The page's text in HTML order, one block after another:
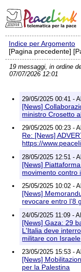
Elenco delle liste
Policy delle liste di
Informativa sulla
Richieste di rimozione
Indice per Argomento
[Pagina precedente]
19 messaggi, in ordine
07/07/2026 12:01
29/05/2025 00:41 -
[News]
ministro Crosetto
29/05/2025 00:23 -
Re: [News]
https://
28/05/2025 12:51 -
[News]
movimento contro
25/05/2025 10:02 -
[News]
revocare entro l’8
24/05/2025 11:09 -
[News] Gaza: 29
L'Italia deve
militare con Israele
23/05/2025 15:53 -
[News]
per la Palestina